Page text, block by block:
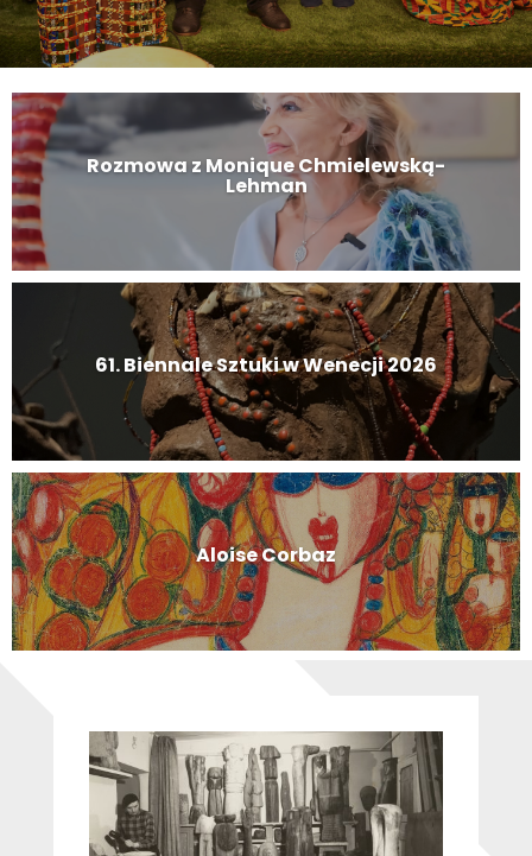
Rozmowa z Monique Chmielewską-
Lehman
61. Biennale Sztuki w Wenecji 2026
Aloise Corbaz